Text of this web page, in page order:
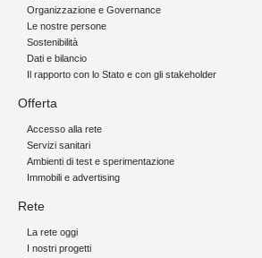
Organizzazione e Governance
Le nostre persone
Sostenibilità
Dati e bilancio
Il rapporto con lo Stato e con gli stakeholder
Offerta
Accesso alla rete
Servizi sanitari
Ambienti di test e sperimentazione
Immobili e advertising
Rete
La rete oggi
I nostri progetti